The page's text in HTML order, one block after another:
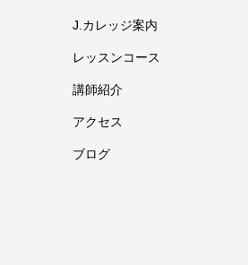
J.カレッジ案内
レッスンコース
講師紹介
アクセス
ブログ